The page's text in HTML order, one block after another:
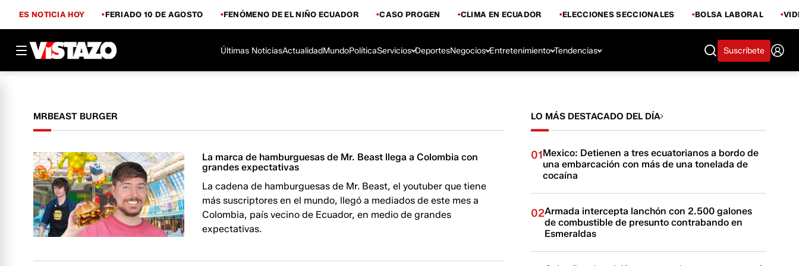
ES NOTICIA HOY FERIADO 10 DE AGOSTO FENÓMENO DE EL NIÑO ECUADOR CASO PROGEN CLIMA EN ECUADOR ELECCIONES SECCIONALES BOLSA LABORAL
Últimas NoticiasActualidadMundoPolíticaServicios DeportesNegocios Entretenimiento Tendencias Suscríbete
MRBEAST BURGER
La marca de hamburguesas de Mr. Beast llega a Colombia con
grandes expectativas
La cadena de hamburguesas de Mr. Beast, el youtuber que tiene
más suscriptores en el mundo, llegó a mediados de este mes a
Colombia, país vecino de Ecuador, en medio de grandes
expectativas.
LO MÁS DESTACADO DEL DÍA
01Mexico: Detienen a tres ecuatorianos a bordo de
una embarcación con más de una tonelada de
cocaína
02Armada intercepta lanchón con 2.500 galones
de combustible de presunto contrabando en
Esmeraldas